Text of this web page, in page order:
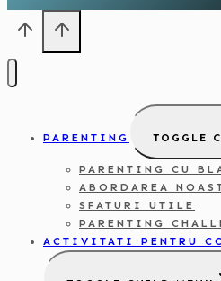
PARENTING TOGGLE
PARENTING CU
ABORDAREA
SFATURI UTILE
PARENTING
ACTIVITATI PENTRU